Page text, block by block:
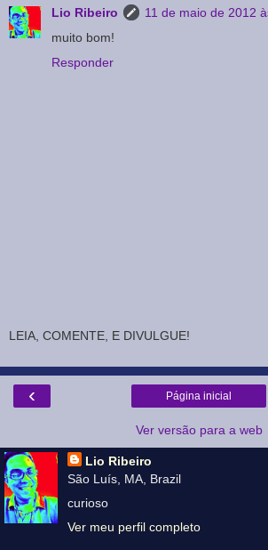
Lio Ribeiro
11 de maio de 2012
muito bom!
Responder
LEIA, COMENTE, E DIVULGUE!
‹ Página inicial
Ver versão para a web
Lio Ribeiro
São Luís, MA, Brazil
curioso
Ver meu perfil completo